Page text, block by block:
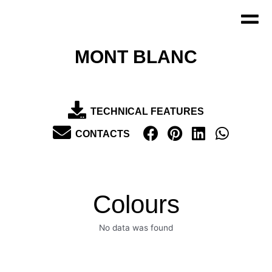
MONT BLANC
TECHNICAL FEATURES
CONTACTS
Colours
No data was found